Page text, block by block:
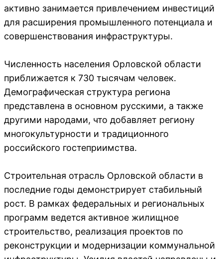
активно занимается привлечением инвестиций
для расширения промышленного потенциала и
совершенствования инфраструктуры.
Численность населения Орловской области
приближается к 730 тысячам человек.
Демографическая структура региона
представлена в основном русскими, а также
другими народами, что добавляет региону
многокультурности и традиционного
российского гостеприимства.
Строительная отрасль Орловской области в
последние годы демонстрирует стабильный
рост. В рамках федеральных и региональных
программ ведется активное жилищное
строительство, реализация проектов по
реконструкции и модернизации коммунальной